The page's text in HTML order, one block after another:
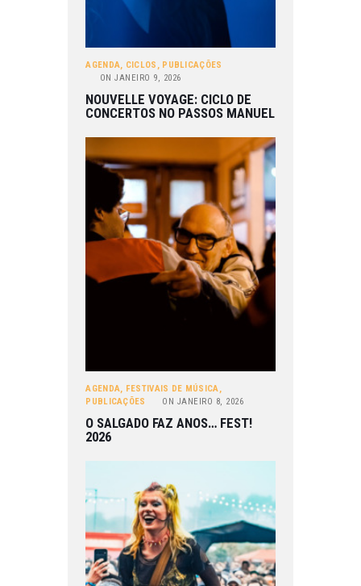
AGENDA, CICLOS , PUBLICAÇÕES
ON JANEIRO 9, 2026
NOUVELLE VOYAGE: CICLO DE
CONCERTOS NO PASSOS MANUEL
AGENDA, FESTIVAIS DE MÚSICA,
PUBLICAÇÕES
ON JANEIRO 8, 2026
O SALGADO FAZ ANOS… FEST!
2026